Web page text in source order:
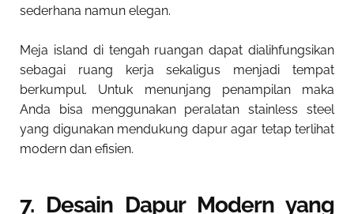
sederhana namun elegan.
Meja island di tengah ruangan dapat dialihfungsikan
sebagai ruang kerja sekaligus menjadi tempat
berkumpul. Untuk menunjang penampilan maka
Anda bisa menggunakan peralatan stainless steel
yang digunakan mendukung dapur agar tetap terlihat
modern dan efisien.
7. Desain Dapur Modern yang